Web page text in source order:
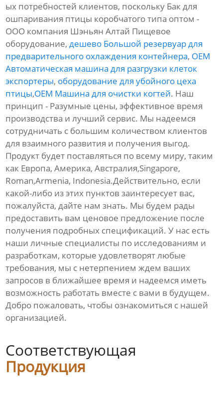
ых потребностей клиентов, поскольку Бак для
ошпаривания птицы коробчатого типа оптом -
ООО компания Шэньян Алтай Пищевое
оборудование,дешево Большой резервуар для
предварительного охлаждения контейнера, OEM
Автоматическая машина для разгрузки клеток
экспортеры, оборудование для убойного цеха
птицы,OEM Машина для очистки когтей. Наш
принцип - Разумные цены, эффективное время
производства и лучший сервис. Мы надеемся
сотрудничать с большим количеством клиентов
для взаимного развития и получения выгод.
Продукт будет поставляться по всему миру, таким
как Европа, Америка, Австралия,Singapore,
Roman,Armenia, Indonesia.Действительно, если
какой-либо из этих пунктов заинтересует вас,
пожалуйста, дайте нам знать. Мы будем рады
предоставить вам ценовое предложение после
получения подробных спецификаций. У нас есть
наши личные специалисты по исследованиям и
разработкам, которые удовлетворят любые
требования, мы с нетерпением ждем ваших
запросов в ближайшее время и надеемся иметь
возможность работать вместе с вами в будущем.
Добро пожаловать, чтобы ознакомиться с нашей
организацией.
Соответствующая
Продукция